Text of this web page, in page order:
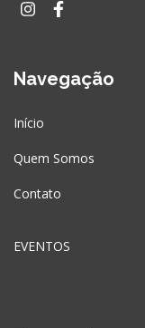
Navegação
Início
Quem Somos
Contato
EVENTOS